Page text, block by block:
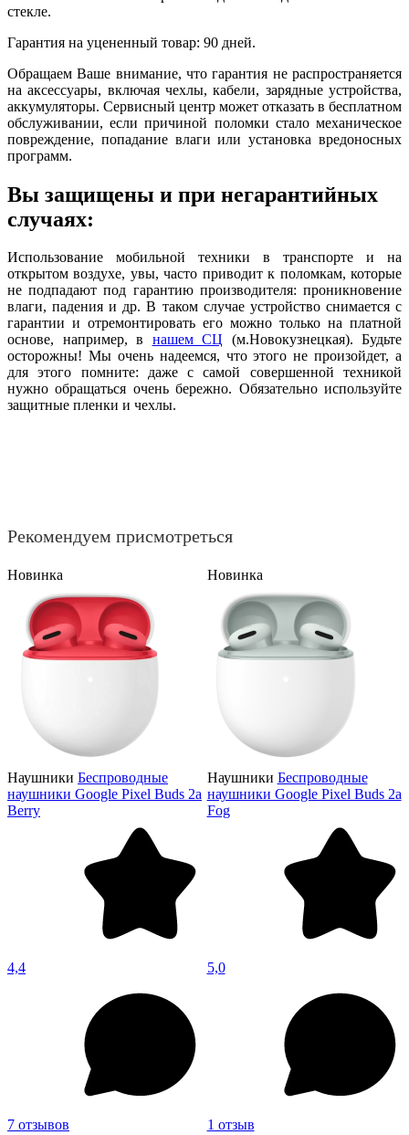
стекле.
Гарантия на уцененный товар: 90 дней.
Обращаем Ваше внимание, что гарантия не распространяется
на аксессуары, включая чехлы, кабели, зарядные устройства,
аккумуляторы. Сервисный центр может отказать в бесплатном
обслуживании, если причиной поломки стало механическое
повреждение, попадание влаги или установка вредоносных
программ.
Вы защищены и при негарантийных
случаях:
Использование мобильной техники в транспорте и на
открытом воздухе, увы, часто приводит к поломкам, которые
не подпадают под гарантию производителя: проникновение
влаги, падения и др. В таком случае устройство снимается с
гарантии и отремонтировать его можно только на платной
основе, например, в нашем СЦ (м.Новокузнецкая). Будьте
осторожны! Мы очень надеемся, что этого не произойдет, а
для этого помните: даже с самой совершенной техникой
нужно обращаться очень бережно. Обязательно используйте
защитные пленки и чехлы.
Рекомендуем присмотреться
Новинка
Наушники Беспроводные
наушники Google Pixel Buds 2a
Berry
4,4
7 отзывов
Новинка
Наушники Беспроводные
наушники Google Pixel Buds 2a
Fog
5,0
1 отзыв